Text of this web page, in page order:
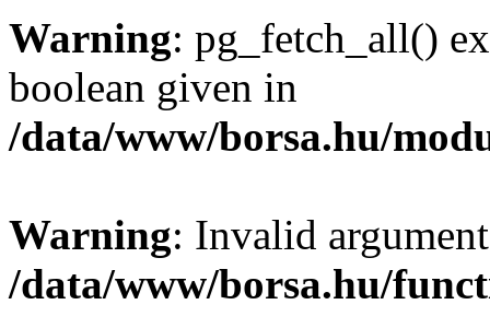
Warning: pg_fetch_all()
boolean given in
/data/www/borsa.hu/
Warning: Invalid
/data/www/borsa.hu/